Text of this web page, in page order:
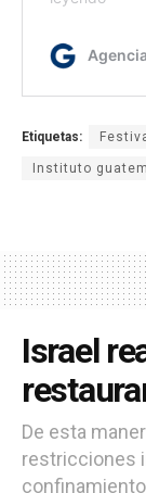
Etiquetas:
Instituto
Israel
De esta
restricciones